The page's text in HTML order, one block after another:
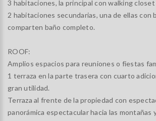
3 habitaciones, la principal con walking
2 habitaciones secundarias, una de ellas con
comparten baño completo.
ROOF:
Amplios espacios para reuniones o fiestas
1 terraza en la parte trasera con cuarto
gran utilidad.
Terraza al frente de la propiedad con
panorámica espectacular hacia las montañas